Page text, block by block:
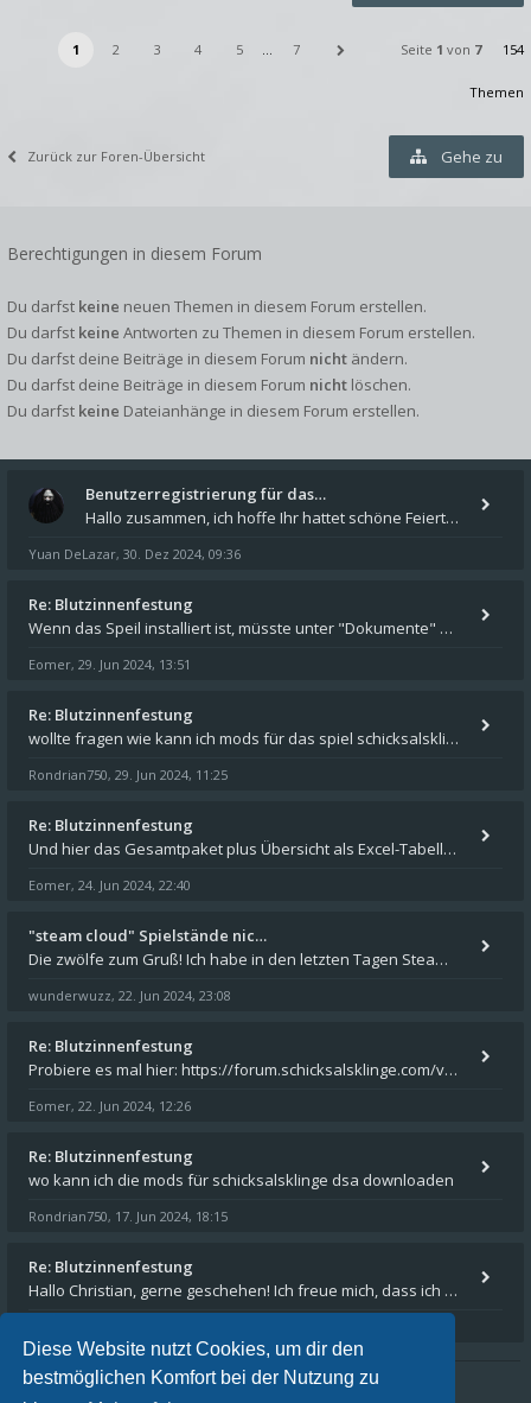
Diese Website nutzt Cookies, um dir den
bestmöglichen Komfort bei der Nutzung zu
1 2 3 4 5 … 7 Seite 1 von 7 154
Themen
Zurück zur Foren-Übersicht Gehe zu
Berechtigungen in diesem Forum
Du darfst keine neuen Themen in diesem Forum erstellen.
Du darfst keine Antworten zu Themen in diesem Forum erstellen.
Du darfst deine Beiträge in diesem Forum nicht ändern.
Du darfst deine Beiträge in diesem Forum nicht löschen.
Du darfst keine Dateianhänge in diesem Forum erstellen.
Benutzerregistrierung für das…
Hallo zusammen, ich hoffe Ihr hattet schöne Feiertage und kommt auch gut ins neue Jahr. Ich schreibe hier kurz zur Infor
Yuan DeLazar, 30. Dez 2024, 09:36
Re: Blutzinnenfestung
Wenn das Speil installiert ist, müsste unter "Dokumente" auf Deinem Rechner ein Verzeichnis "blade of destiny" sein. Dar
Eomer, 29. Jun 2024, 13:51
Re: Blutzinnenfestung
wollte fragen wie kann ich mods für das spiel schicksalsklinge in das spieleverzeichnis kopieren und in welches
Rondrian750, 29. Jun 2024, 11:25
Re: Blutzinnenfestung
Und hier das Gesamtpaket plus Übersicht als Excel-Tabelle: https://forum.schicksalsklinge.com/viewtopic.php?f=239&t=156
Eomer, 24. Jun 2024, 22:40
"steam cloud" Spielstände nic…
Die zwölfe zum Gruß! Ich habe in den letzten Tagen Steam auf meinem Desktop PC mit Windows 11 installiert und über Steam
wunderwuzz, 22. Jun 2024, 23:08
Re: Blutzinnenfestung
Probiere es mal hier: https://forum.schicksalsklinge.com/viewtopic.php?f=239&t=15661
Eomer, 22. Jun 2024, 12:26
Re: Blutzinnenfestung
wo kann ich die mods für schicksalsklinge dsa downloaden
Rondrian750, 17. Jun 2024, 18:15
Re: Blutzinnenfestung
Hallo Christian, gerne geschehen! Ich freue mich, dass ich Dir weiterhelfen konnte - und das Forum weiter "lebt". Denn